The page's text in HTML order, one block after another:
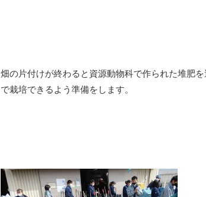
畑の片付けが終わると資源動物科で作られた堆肥
で栽培できるよう準備をします。